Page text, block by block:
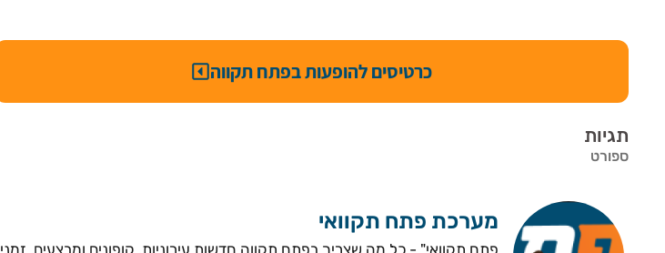
כרטיסים להופעות בפתח תקווה
תגיות
ספורט
מערכת פתח תקוואי